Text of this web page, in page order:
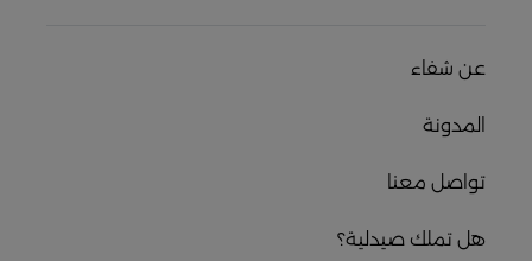
عن شفاء
المدونة
تواصل معنا
هل تملك صيدلية؟